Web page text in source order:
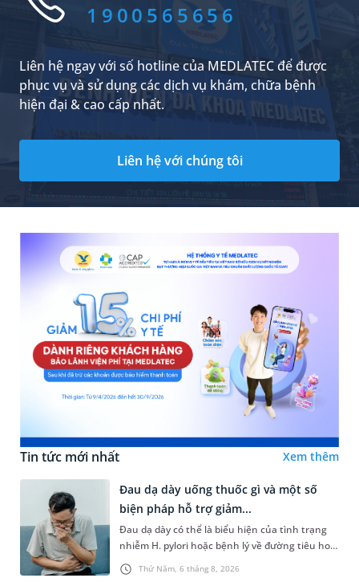
1900565656
Liên hệ ngay với số hotline của MEDLATEC để được
phục vụ và sử dụng các dịch vụ khám, chữa bệnh
hiện đại & cao cấp nhất.
Liên hệ với chúng tôi
Tin tức mới nhất Xem thêm
Thứ Năm, 6 tháng 8, 2026
Đau dạ dày uống thuốc gì và một số
biện pháp hỗ trợ giảm...
Đau dạ dày có thể là biểu hiện của tình trạng
nhiễm H. pylori hoặc bệnh lý về đường tiêu hoá
khác. Dựa theo nguyên nhân cụ thể, bác sĩ sẽ
cân nhắc chỉ định p...